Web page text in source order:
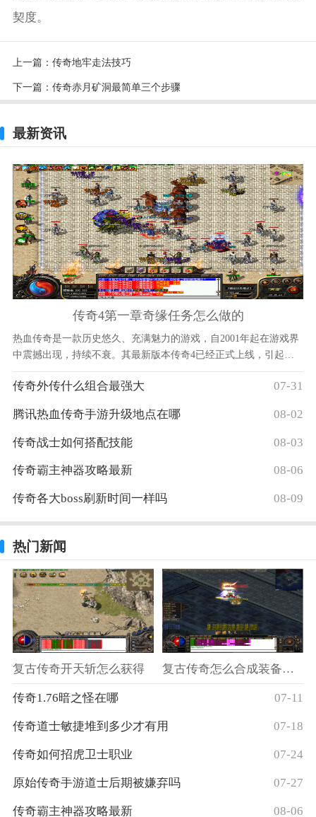
契度。
上一篇： 传奇地牢走法技巧
下一篇： 传奇赤月矿洞最简单三个步骤
最新资讯
传奇4第一章奇缘任务怎么做的
热血传奇是一款历史悠久、充满魅力的游戏，自2001年起在游戏界
中震撼出现，持续不衰。其最新版本传奇4已经正式上线，引起了
传奇外传什么组合最强大 07-31
腾讯热血传奇手游升级地点在哪 08-02
传奇战士如何搭配技能 08-03
传奇霸主神器攻略最新 08-06
传奇各大boss刷新时间一样吗 08-09
热门新闻
复古传奇开天斩怎么获得 复古传奇怎么合成装备属性的
传奇1.76暗之怪在哪 07-11
传奇道士敏捷堆到多少才有用 07-18
传奇如何招虎卫士职业 07-24
原始传奇手游道士后期被嫌弃吗 07-27
传奇霸主神器攻略最新 08-06